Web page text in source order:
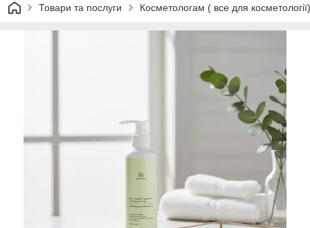
Товари та послуги Косметологам ( все для косметології)